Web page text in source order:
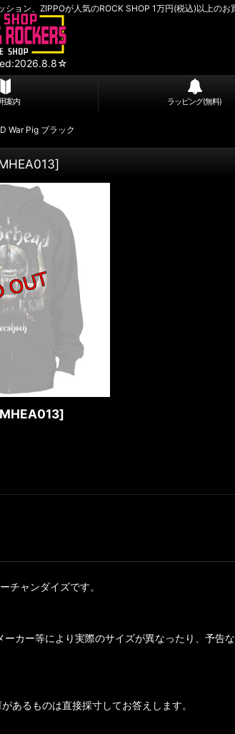
ョン、ZIPPOが人気のROCK SHOP 1万円(税込)以上の
案内 ラッピング(無料)
War Pig ブラック
]
]
チャンダイズです。
カー等により実際のサイズが異なったり、予告
あるものは直接採寸してお答えします。